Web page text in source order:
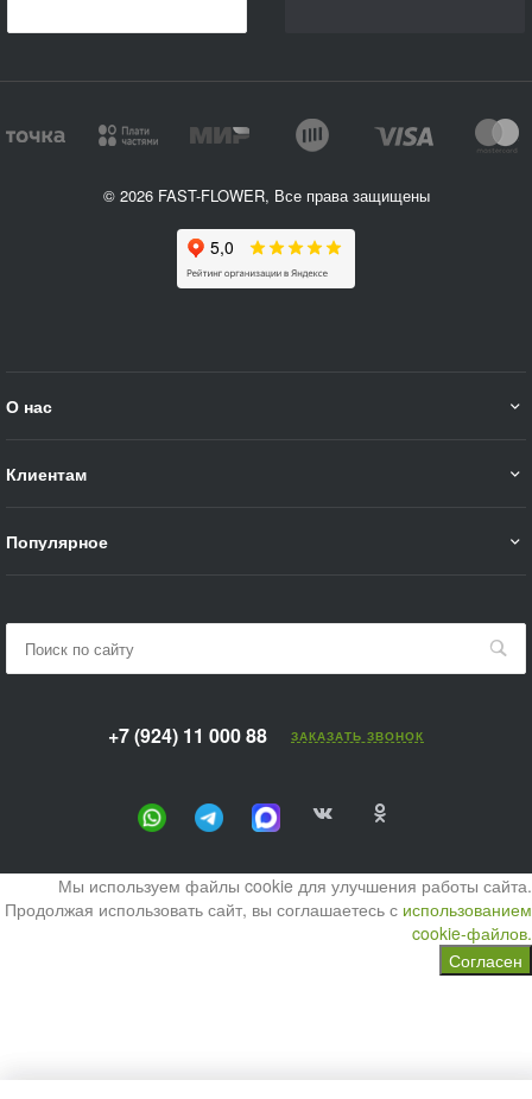
© 2026 FAST-FLOWER, Все права защищены
О нас
Клиентам
Популярное
+7 (924) 11 000 88 ЗАКАЗАТЬ ЗВОНОК
Мы используем файлы cookie для улучшения работы сайта.
Продолжая использовать сайт, вы соглашаетесь с использованием
cookie-файлов.
Согласен